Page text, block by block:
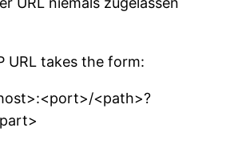
URL takes the form:
<path>?